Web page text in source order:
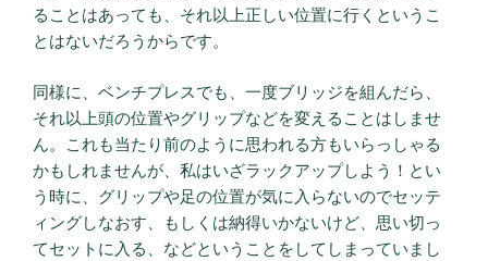
ることはあっても、それ以上正しい位置に行くというこ
とはないだろうからです。
同様に、ベンチプレスでも、一度ブリッジを組んだら、
それ以上頭の位置やグリップなどを変えることはしませ
ん。これも当たり前のように思われる方もいらっしゃる
かもしれませんが、私はいざラックアップしよう！とい
う時に、グリップや足の位置が気に入らないのでセッテ
ィングしなおす、もしくは納得いかないけど、思い切っ
てセットに入る、などということをしてしまっていまし